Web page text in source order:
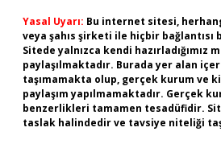
Yasal Uyarı: Bu internet sitesi,
veya şahıs şirketi ile hiçbir bağlantısı
Sitede yalnızca kendi hazırladığımız
paylaşılmaktadır. Burada yer alan
taşımamakta olup, gerçek kurum ve
paylaşım yapılmamaktadır. Gerçek
benzerlikleri tamamen tesadüfidir.
taslak halindedir ve tavsiye niteliği